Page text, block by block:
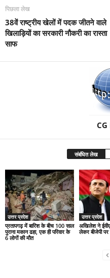
पिछला लेख
38वें राष्ट्रीय खेलों में पदक जीतने वाले
खिलाड़ियों का सरकारी नौकरी का रास्ता
साफ
संबंधित लेख
उत्तर प्रदेश
प्रतापगढ़ में बारिश के बीच 100 साल
पुराना मकान ढहा, एक ही परिवार के
6 लोगों की मौत
उत्तर प्रदेश
अखिलेश ने
लेकर बीजेपी पर